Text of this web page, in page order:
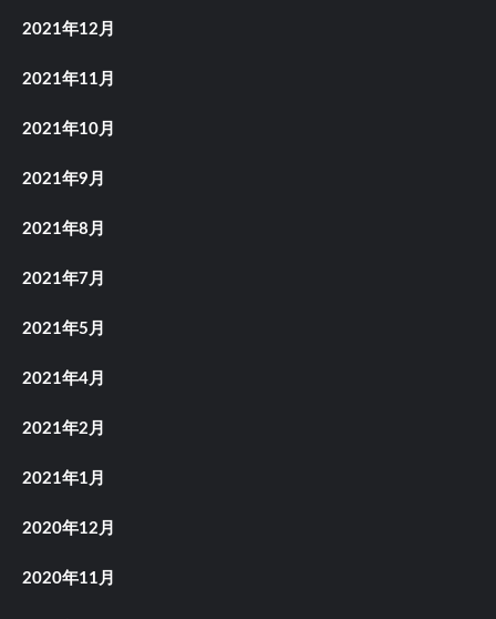
2021年12月
2021年11月
2021年10月
2021年9月
2021年8月
2021年7月
2021年5月
2021年4月
2021年2月
2021年1月
2020年12月
2020年11月